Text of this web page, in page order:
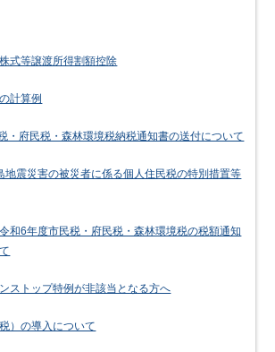
式等譲渡所得割額控除
計算例
・府民税・森林環境税納税通知書の送付について
地震災害の被災者に係る個人住民税の特別措置等
和6年度市民税・府民税・森林環境税の税額通知
ストップ特例が非該当となる方へ
）の導入について